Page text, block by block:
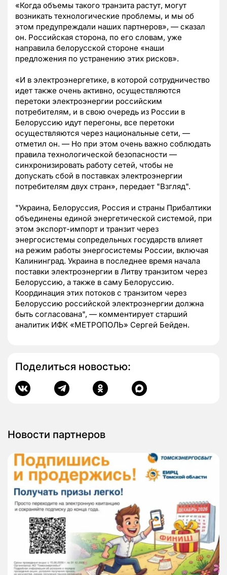
«Когда объемы такого транзита растут, могут
возникать технологические проблемы, и мы об
этом предупреждали наших партнеров», — сказал
он. Российская сторона, по его словам, уже
направила белорусской стороне «наши
предложения по устранению этих рисков».
«И в электроэнергетике, в которой сотрудничество
идет также очень активно, осуществляются
перетоки электроэнергии российским
потребителям, и в свою очередь из России в
Белоруссию идут перегоны, все перетоки
осуществляются через национальные сети, —
отметил он. — Но при этом очень важно соблюдать
правила технологической безопасности —
синхронизировать работу сетей, чтобы не
допускать сбой в поставках электроэнергии
потребителям двух стран», передает "Взгляд".
"Украина, Белоруссия, Россия и страны Прибалтики
объединены единой энергетической системой, при
этом экспорт-импорт и транзит через
энергосистемы сопредельных государств влияет
на режим работы энергосистемы России, включая
Калининград. Украина в последнее время начала
поставки электроэнергии в Литву транзитом через
Белоруссию, а также в саму Белоруссию.
Координация этих потоков с транзитом через
Белоруссию российской электроэнергии должна
быть согласована", — комментирует старший
аналитик ИФК «МЕТРОПОЛЬ» Сергей Бейден.
Поделиться новостью:
Новости партнеров